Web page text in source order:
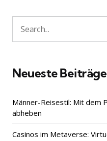
Search
for:
Neueste Beiträge
Männer-Reisestil: Mit dem
abheben
Casinos im Metaverse: